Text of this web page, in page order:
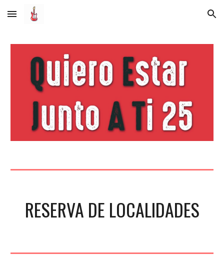
Skip to main content Skip to navigation
RESERVA DE LOCALIDADES